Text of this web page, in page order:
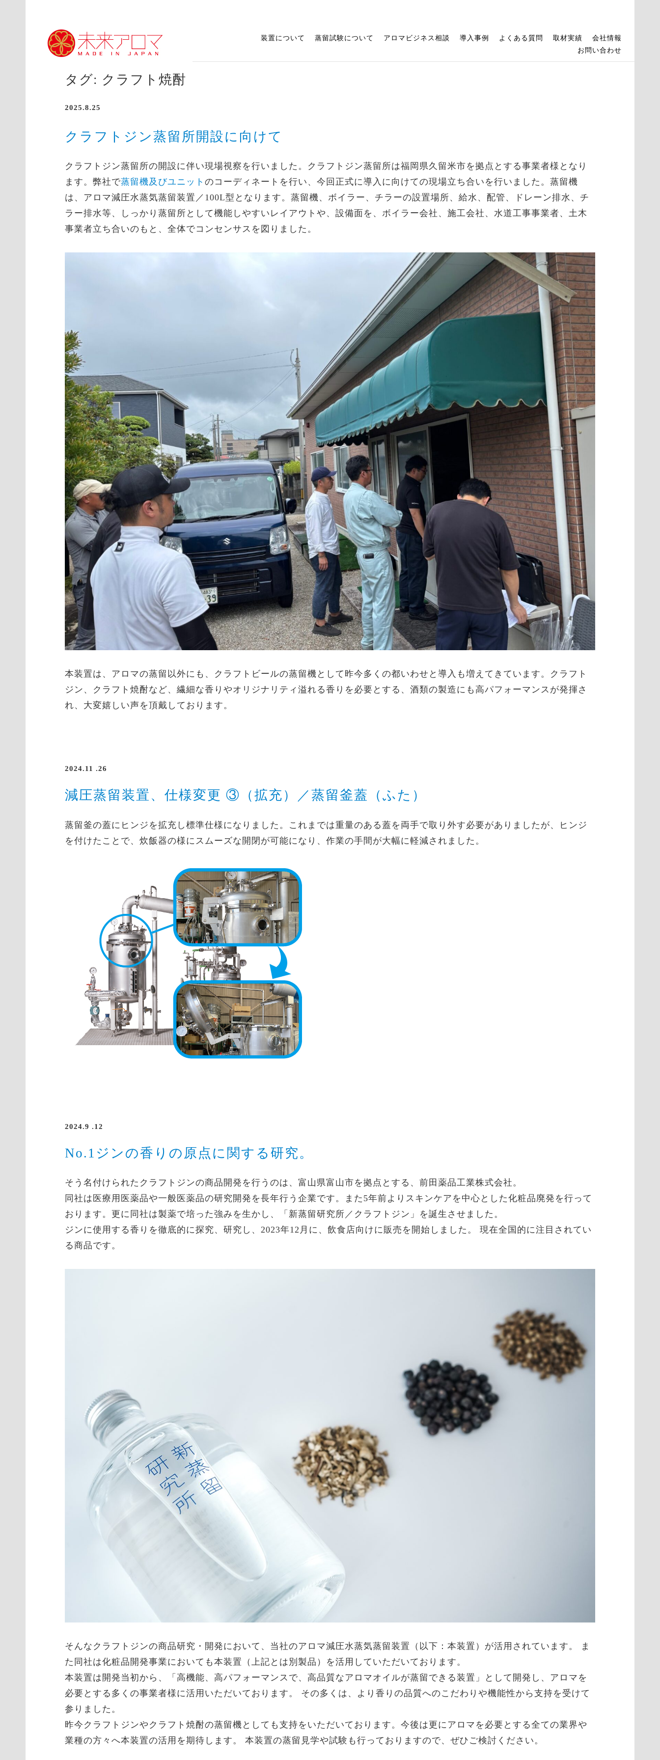
装置について 蒸留試験について アロマビジネス相談 導入事例 よくある質問 取材実績
会社情報
お問い合わせ
タグ: クラフト焼酎
2025.8.25
クラフトジン蒸留所開設に向けて
クラフトジン蒸留所の開設に伴い現場視察を行いました。クラフトジン蒸留所は福岡県久留米市を拠点とする事業者様となり
ます。弊社で蒸留機及びユニット のコーディネートを行い、今回正式に導入に向けての現場立ち合いを行いました。蒸留機
は、アロマ減圧水蒸気蒸留装置／100L型となります。蒸留機、ボイラー、チラーの設置場所、給水、配管、ドレーン排水、チ
ラー排水等、しっかり蒸留所として機能しやすいレイアウトや、設備面を、ボイラー会社、施工会社、水道工事事業者、土木
事業者立ち合いのもと、全体でコンセンサスを図りました。
本装置は、アロマの蒸留以外にも、クラフトビールの蒸留機として昨今多くの都いわせと導入も増えてきています。クラフト
ジン、クラフト焼酎など、繊細な香りやオリジナリティ溢れる香りを必要とする、酒類の製造にも高パフォーマンスが発揮さ
れ、大変嬉しい声を頂戴しております。
2024.11 .26
減圧蒸留装置、仕様変更 ③（拡充）／蒸留釜蓋（ふた）
蒸留釜の蓋にヒンジを拡充し標準仕様になりました。これまでは重量のある蓋を両手で取り外す必要がありましたが、ヒンジ
を付けたことで、炊飯器の様にスムーズな開閉が可能になり、作業の手間が大幅に軽減されました。
2024.9 .12
No.1ジンの香りの原点に関する研究。
そう名付けられたクラフトジンの商品開発を行うのは、富山県富山市を拠点とする、前田薬品工業株式会社。
同社は医療用医薬品や一般医薬品の研究開発を長年行う企業です。また5年前よりスキンケアを中心とした化粧品廃発を行って
おります。更に同社は製薬で培った強みを生かし、「新蒸留研究所／クラフトジン」を誕生させました。
ジンに使用する香りを徹底的に探究、研究し、2023年12月に、飲食店向けに販売を開始しました。 現在全国的に注目されてい
る商品です。
そんなクラフトジンの商品研究・開発において、当社のアロマ減圧水蒸気蒸留装置（以下：本装置）が活用されています。 ま
た同社は化粧品開発事業においても本装置（上記とは別製品）を活用していただいております。
本装置は開発当初から、「高機能、高パフォーマンスで、高品質なアロマオイルが蒸留できる装置」として開発し、アロマを
必要とする多くの事業者様に活用いただいております。 その多くは、より香りの品質へのこだわりや機能性から支持を受けて
参りました。
昨今クラフトジンやクラフト焼酎の蒸留機としても支持をいただいております。今後は更にアロマを必要とする全ての業界や
業種の方々へ本装置の活用を期待します。 本装置の蒸留見学や試験も行っておりますので、ぜひご検討ください。